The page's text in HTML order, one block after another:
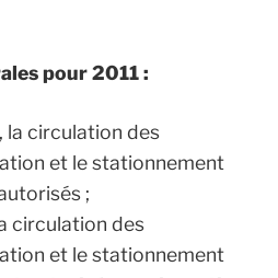
pour 2011 :
, la circulation des
et le stationnement
;
circulation des
et le stationnement